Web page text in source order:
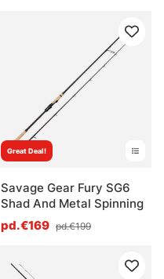
Great Deal!
Savage Gear Fury SG6
Shad And Metal Spinning
pd.€169 pd.€199